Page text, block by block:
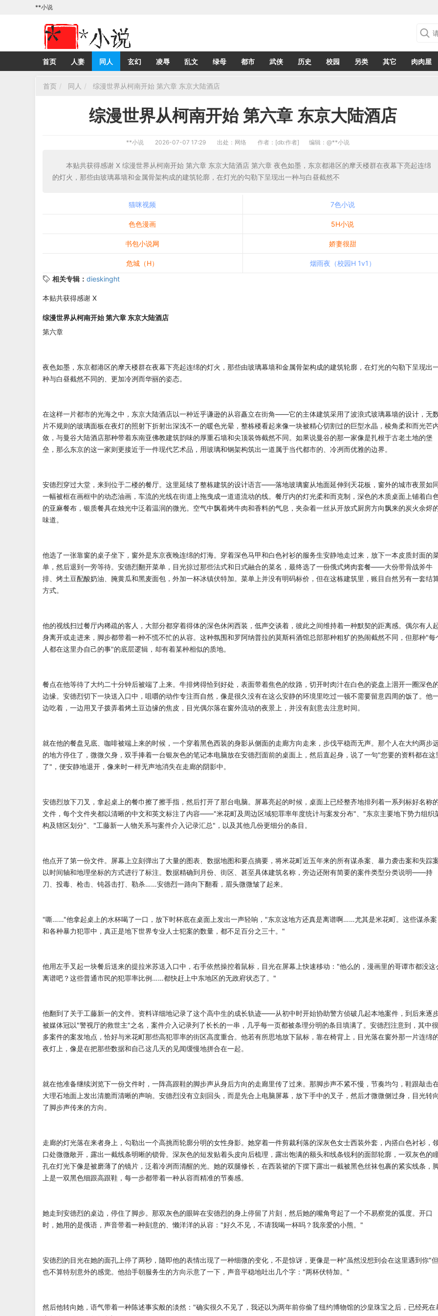
**小说
首页 人妻 同人 玄幻 凌辱 乱文 绿母 都市 武侠 历史 校园 另类 其它 肉肉屋
首页 同人 综漫世界从柯南开始 第六章 东京大陆酒店
综漫世界从柯南开始 第六章 东京大陆酒店
**小说 2026-07-07 17:29 出处：网络 作者：[db:作者] 编辑： @**小说
本贴共获得感谢 X 综漫世界从柯南开始 第六章 东京大陆酒店 第六章 夜色如墨，东京都港区的摩天楼群在夜幕下亮起连绵
的灯火，那些由玻璃幕墙和金属骨架构成的建筑轮廓，在灯光的勾勒下呈现出一种与白昼截然不
猫咪视频 7色小说
色色漫画 5H小说
书包小说网 娇妻很甜
危城（H）
烟雨夜（校园H 1v1）
相关专辑： dieskinght
本贴共获得感谢 X
综漫世界从柯南开始 第六章 东京大陆酒店
第六章
夜色如墨，东京都港区的摩天楼群在夜幕下亮起连绵的灯火，那些由玻璃幕墙和金属骨架构成的建筑轮廓，在灯光的勾勒下呈现出
种与白昼截然不同的、更加冷冽而华丽的姿态。
在这样一片都市的光海之中，东京大陆酒店以一种近乎谦逊的从容矗立在街角——它的主体建筑采用了波浪式玻璃幕墙的设计，无
片不规则的玻璃面板在夜灯的照射下折射出深浅不一的暖色光晕，整栋楼看起来像一块被精心切割过的巨型水晶，棱角柔和而光芒
敛，与曼谷大陆酒店那种带着东南亚佛教建筑韵味的厚重石墙和尖顶装饰截然不同。如果说曼谷的那一家像是扎根于古老土地的堡
垒，那么东京的这一家则更接近于一件现代艺术品，用玻璃和钢架构筑出一道属于当代都市的、冷冽而优雅的边界。
安德烈穿过大堂，来到位于二楼的餐厅。这里延续了整栋建筑的设计语言——落地玻璃窗从地面延伸到天花板，窗外的城市夜景如
一幅被框在画框中的动态油画，车流的光线在街道上拖曳成一道道流动的线。餐厅内的灯光柔和而克制，深色的木质桌面上铺着白
的亚麻餐布，银质餐具在烛光中泛着温润的微光。空气中飘着烤牛肉和香料的气息，夹杂着一丝从开放式厨房方向飘来的炭火余烬
味道。
他选了一张靠窗的桌子坐下，窗外是东京夜晚连绵的灯海。穿着深色马甲和白色衬衫的服务生安静地走过来，放下一本皮质封面的
单，然后退到一旁等待。安德烈翻开菜单，目光掠过那些法式和日式融合的菜名，最终选了一份俄式烤肉套餐——大份带骨战斧牛
排、烤土豆配酸奶油、腌黄瓜和黑麦面包，外加一杯冰镇伏特加。菜单上并没有明码标价，但在这栋建筑里，账目自然另有一套结
方式。
他的视线扫过餐厅内稀疏的客人，大部分都穿着得体的深色休闲西装，低声交谈着，彼此之间维持着一种默契的距离感。偶尔有人
身离开或走进来，脚步都带着一种不慌不忙的从容。这种氛围和罗阿纳普拉的莫斯科酒馆总部那种粗犷的热闹截然不同，但那种"每
人都在这里办自己的事"的底层逻辑，却有着某种相似的质地。
餐点在他等待了大约二十分钟后被端了上来。牛排烤得恰到好处，表面带着焦色的纹路，切开时肉汁在白色的瓷盘上洇开一圈深色
边缘。安德烈切下一块送入口中，咀嚼的动作专注而自然，像是很久没有在这么安静的环境里吃过一顿不需要留意四周的饭了。他
边吃着，一边用叉子拨弄着烤土豆边缘的焦皮，目光偶尔落在窗外流动的夜景上，并没有刻意去注意时间。
就在他的餐盘见底、咖啡被端上来的时候，一个穿着黑色西装的身影从侧面的走廊方向走来，步伐平稳而无声。那个人在大约两步
的地方停住了，微微欠身，双手捧着一台银灰色的笔记本电脑放在安德烈面前的桌面上，然后直起身，说了一句"您要的资料都在这
了"，便安静地退开，像来时一样无声地消失在走廊的阴影中。
安德烈放下刀叉，拿起桌上的餐巾擦了擦手指，然后打开了那台电脑。屏幕亮起的时候，桌面上已经整齐地排列着一系列标好名称
文件，每个文件夹都以清晰的中文和英文标注了内容——"米花町及周边区域犯罪率年度统计与案发分布"、"东京主要地下势力组织
构及辖区划分"、"工藤新一人物关系与案件介入记录汇总"，以及其他几份更细分的条目。
他点开了第一份文件。屏幕上立刻弹出了大量的图表、数据地图和要点摘要，将米花町近五年来的所有谋杀案、暴力袭击案和失踪
以时间轴和地理坐标的方式进行了标注。数据精确到月份、街区、甚至具体建筑名称，旁边还附有简要的案件类型分类说明——持
刀、投毒、枪击、钝器击打、勒杀……安德烈一路向下翻看，眉头微微皱了起来。
"嘶……"他拿起桌上的水杯喝了一口，放下时杯底在桌面上发出一声轻响，"东京这地方还真是离谱啊……尤其是米花町。这些谋杀案
和各种暴力犯罪中，真正是地下世界专业人士犯案的数量，都不足百分之三十。"
他用左手叉起一块餐后送来的提拉米苏送入口中，右手依然操控着鼠标，目光在屏幕上快速移动："他么的，漫画里的哥谭市都没这
离谱吧？这些普通市民的犯罪率比例……都快赶上中东地区的无政府状态了。"
他翻到了关于工藤新一的文件。资料详细地记录了这个高中生的成长轨迹——从初中时开始协助警方侦破几起本地案件，到后来逐
被媒体冠以"警视厅的救世主"之名，案件介入记录列了长长的一串，几乎每一页都被条理分明的条目填满了。安德烈注意到，其中很
多案件的案发地点，恰好与米花町那些高犯罪率的街区高度重合。他若有所思地放下鼠标，靠在椅背上，目光落在窗外那一片连绵
夜灯上，像是在把那些数据和自己这几天的见闻缓慢地拼合在一起。
就在他准备继续浏览下一份文件时，一阵高跟鞋的脚步声从身后方向的走廊里传了过来。那脚步声不紧不慢，节奏均匀，鞋跟敲击
大理石地面上发出清脆而清晰的声响。安德烈没有立刻回头，而是先合上电脑屏幕，放下手中的叉子，然后才微微侧过身，目光转向
了脚步声传来的方向。
走廊的灯光落在来者身上，勾勒出一个高挑而轮廓分明的女性身影。她穿着一件剪裁利落的深灰色女士西装外套，内搭白色衬衫，
口处微微敞开，露出一截线条明晰的锁骨。深灰色的短发贴着头皮向后梳理，露出饱满的额头和线条锐利的面部轮廓，一双灰色的
孔在灯光下像是被磨薄了的镜片，泛着冷冽而清醒的光。她的双腿修长，在西装裙的下摆下露出一截被黑色丝袜包裹的紧实线条，
上是一双黑色细跟高跟鞋，每一步都带着一种从容而精准的节奏感。
她走到安德烈的桌边，停住了脚步。那双灰色的眼眸在安德烈的身上停留了片刻，然后她的嘴角弯起了一个不易察觉的弧度。开口
时，她用的是俄语，声音带着一种刻意的、懒洋洋的从容："好久不见，不请我喝一杯吗？我亲爱的小熊。"
安德烈的目光在她的面孔上停了两秒，随即他的表情出现了一种细微的变化，不是惊讶，更像是一种"虽然没想到会在这里遇到你"但
也不算特别意外的感觉。他抬手朝服务生的方向示意了一下，声音平稳地吐出几个字："两杯伏特加。"
然后他转向她，语气带着一种陈述事实般的淡然："确实很久不见了，我还以为两年前你偷了纽约博物馆的沙皇珠宝之后，已经死在